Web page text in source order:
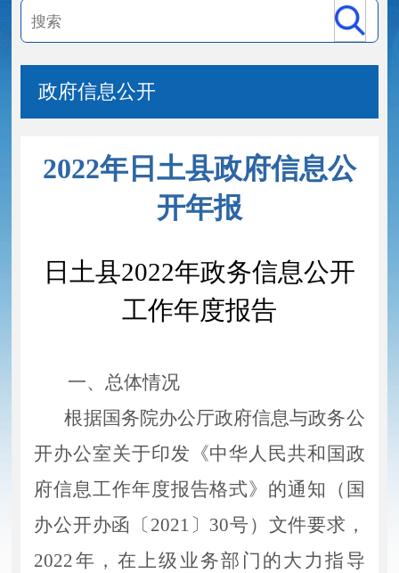
政府信息公开
2022年日土县政府信息公
开年报
日土县2022年政务信息公开
工作年度报告
一、总体情况
根据国务院办公厅政府信息与政务公
开办公室关于印发《中华人民共和国政
府信息工作年度报告格式》的通知（国
办公开办函〔 2021〕30号 ）文件要求 ，
2022年，在上级业务部门的大力指导